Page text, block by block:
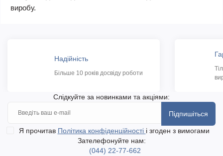
виробу.
Надійність
Більше 10 років досвіду роботи
Слідкуйте за новинками та акціями:
Підпишіться
Я прочитав Політика конфіденційності і згоден з вимогами
Зателефонуйте нам:
(044) 22-77-662